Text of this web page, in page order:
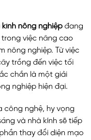
nông nghiệpđang
việc nâng cao
nông nghiệp. Từ việc
trồng đến việc tối
chắn là một giải
nghiệp hiện đại.
công nghệ, hy vọng
và nhà kính sẽ tiếp
thay đổi diện mạo